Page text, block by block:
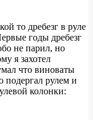
то дребезг в руле
годы дребезг
не парил, но
я захотел
что виноваты
рулем и
колонки: